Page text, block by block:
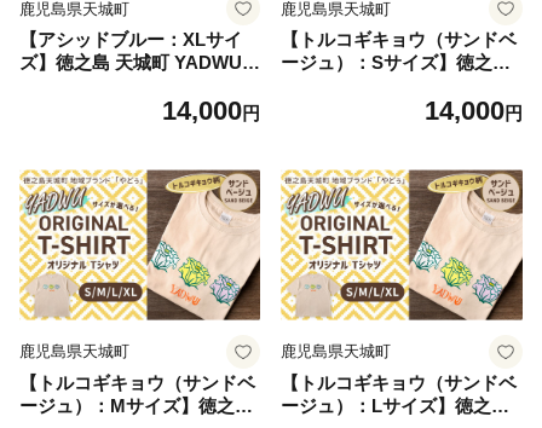
鹿児島県天城町
【アシッドブルー：XLサイ
ズ】徳之島 天城町 YADWU
ンド ヤドゥー 1枚 服 洋服 レ
14,000円
鹿児島県天城町
【トルコギキョウ（サンドベ
ージュ）：Sサイズ】徳之島
シャツ 地域ブランド ヤドゥ
兼用 鹿児島県
14,000円
鹿児島県天城町
【トルコギキョウ（サンドベ
ージュ）：Mサイズ】徳之島
鹿児島県天城町
【トルコギキョウ（サンドベ
ージュ）：Lサイズ】徳之島